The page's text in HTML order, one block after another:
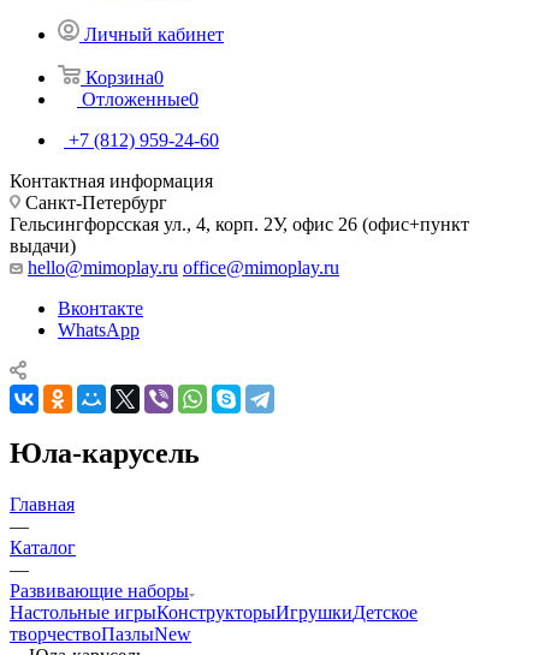
Личный кабинет
Корзина0
Отложенные0
+7 (812) 959-24-60
Контактная информация
Санкт-Петербург
Гельсингфорсская ул., 4, корп. 2У, офис 26 (офис+пункт
выдачи)
hello@mimoplay.ru office@mimoplay.ru
Вконтакте
WhatsApp
Юла-карусель
Главная
—
Каталог
—
Развивающие наборы
Настольные игрыКонструкторыИгрушкиДетское
творчествоПазлыNew